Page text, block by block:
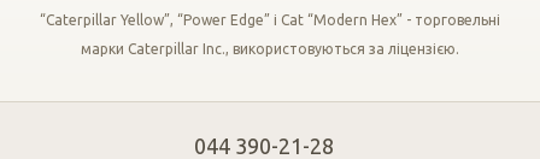
“Caterpillar Yellow”, “Power Edge” і Cat “Modern Hex” - торговельні
марки Caterpillar Inc., використовуються за ліцензією.
044 390-21-28